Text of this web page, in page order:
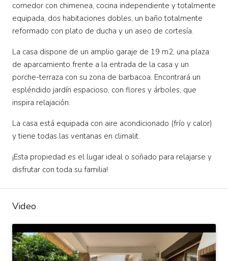
comedor con chimenea, cocina independiente y totalmente
equipada, dos habitaciones dobles, un baño totalmente
reformado con plato de ducha y un aseo de cortesía.
La casa dispone de un amplio garaje de 19 m2, una plaza
de aparcamiento frente a la entrada de la casa y un
porche-terraza con su zona de barbacoa. Encontrará un
espléndido jardín espacioso, con flores y árboles, que
inspira relajación.
La casa está equipada con aire acondicionado (frío y calor)
y tiene todas las ventanas en climalit.
¡Esta propiedad es el lugar ideal o soñado para relajarse y
disfrutar con toda su familia!
Video